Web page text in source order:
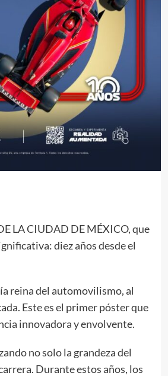
LA CIUDAD DE MÉXICO, que
diez años desde el
reina del automovilismo, al
Este es el primer póster que
innovadora y envolvente.
no solo la grandeza del
Durante estos años, los